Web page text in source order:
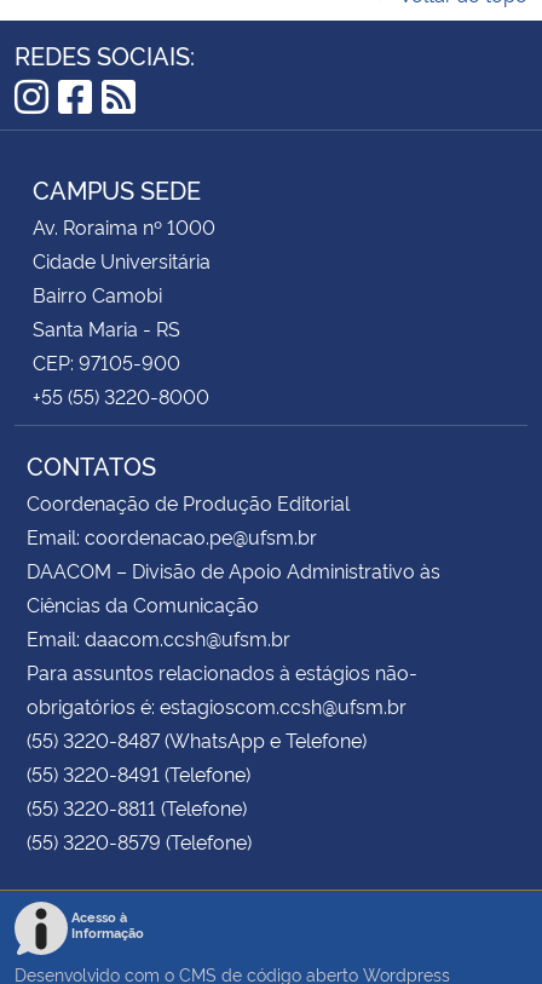
REDES SOCIAIS:
Instagram
Facebook
RSS
CAMPUS SEDE
Av. Roraima nº 1000
Cidade Universitária
Bairro Camobi
Santa Maria - RS
CEP: 97105-900
+55 (55) 3220-8000
CONTATOS
Coordenação de Produção Editorial
Email: coordenacao.pe@ufsm.br
DAACOM – Divisão de Apoio Administrativo às
Ciências da Comunicação
Email: daacom.ccsh@ufsm.br
Para assuntos relacionados à estágios não-
obrigatórios é: estagioscom.ccsh@ufsm.br
(55) 3220-8487 (WhatsApp e Telefone)
(55) 3220-8491 (Telefone)
(55) 3220-8811 (Telefone)
(55) 3220-8579 (Telefone)
Acesso à
Informação
Desenvolvido com o CMS de código aberto Wordpress